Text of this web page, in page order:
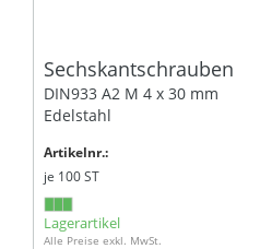
Sechskantschrauben
DIN933 A2 M 4 x 30 mm
Edelstahl
Artikelnr.:
je 100ST
Lagerartikel
Alle Preise exkl. MwSt.